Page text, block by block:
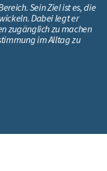
Sein Ziel ist es, die
Dabei legt er
zugänglich zu machen
im Alltag zu